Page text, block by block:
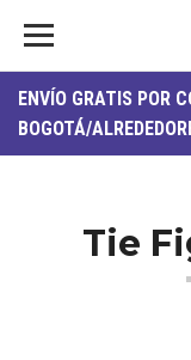
ENVÍO GRATIS POR
BOGOTÁ/
Tie